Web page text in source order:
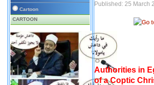
Cartoon
CARTOON
Published: 25 March
Authorities in
of a Coptic